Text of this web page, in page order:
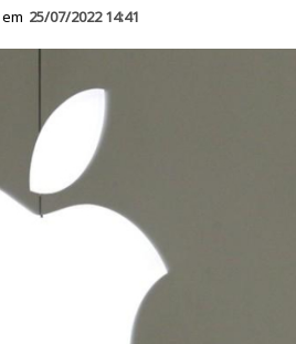
25/07/2022 14:41